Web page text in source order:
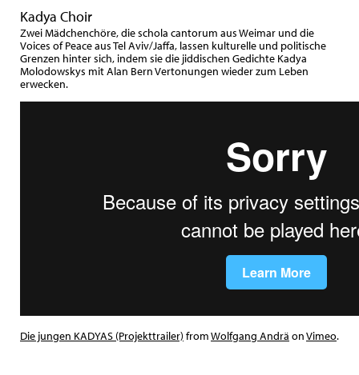
Kadya Choir
Zwei Mädchenchöre, die schola cantorum aus Weimar und die
Voices of Peace aus Tel Aviv/Jaffa, lassen kulturelle und politische
Grenzen hinter sich, indem sie die jiddischen Gedichte Kadya
Molodowskys mit Alan Bern Vertonungen wieder zum Leben
erwecken.
Die jungen KADYAS (Projekttrailer) fromWolfgang Andrä onVimeo.